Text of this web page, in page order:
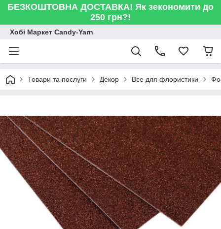
БЕЗКОШТОВНА ДОСТАВКА! Як зекономити до
250 грн?!
Хобі Маркет Candy-Yarn
Товари та послуги Декор Все для флористики